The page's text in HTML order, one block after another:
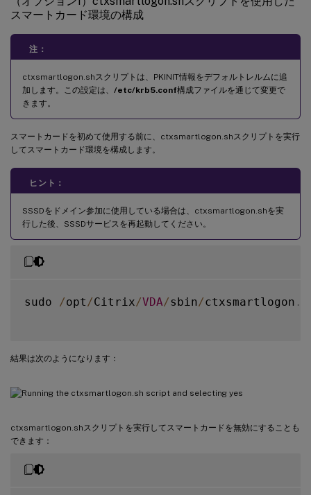
スマートカード環境の構成
注：
ctxsmartlogon.shスクリプトは、PKINIT情報をデフォルトレルムに追
加します。この設定は、 /etc/krb5.conf構成ファイルを通じて変更で
きます。
スマートカードを初めて使用する前に、ctxsmartlogon.shスクリプトを実行
してスマートカード環境を構成します。
ヒント：
SSSDをドメイン参加に使用している場合は、ctxsmartlogon.shを実
行した後、SSSDサービスを再起動してください。
sudo /opt /Citrix/VDA/sbin/ctxsmartlogon .
結果は次のようになります：
ctxsmartlogon.shスクリプトを実行してスマートカードを無効にすることも
できます：